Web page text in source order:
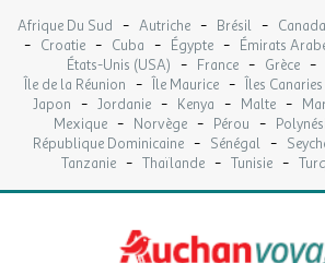
Afrique Du Sud - Autriche - Brésil - Canada
- Croatie - Cuba - Égypte - Émirats
États-Unis (USA) - France - Grèce -
Île de la Réunion - Île Maurice - Îles Canaries
Japon - Jordanie - Kenya - Malte -
Mexique - Norvège - Pérou -
République Dominicaine - Sénégal -
Tanzanie - Thaïlande - Tunisie -